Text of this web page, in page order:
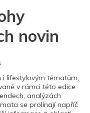
novin
lifestylovým tématům,
v rámci této edice
analýzách
se prolínají napříč